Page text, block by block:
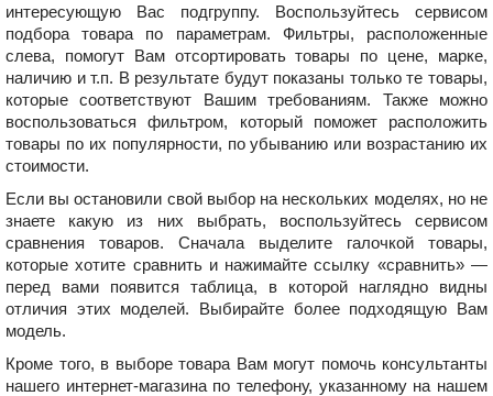
интересующую Вас подгруппу. Воспользуйтесь сервисом
подбора товара по параметрам. Фильтры, расположенные
слева, помогут Вам отсортировать товары по цене, марке,
наличию и т.п. В результате будут показаны только те товары,
которые соответствуют Вашим требованиям. Также можно
воспользоваться фильтром, который поможет расположить
товары по их популярности, по убыванию или возрастанию их
стоимости.
Если вы остановили свой выбор на нескольких моделях, но не
знаете какую из них выбрать, воспользуйтесь сервисом
сравнения товаров. Сначала выделите галочкой товары,
которые хотите сравнить и нажимайте ссылку «сравнить» —
перед вами появится таблица, в которой наглядно видны
отличия этих моделей. Выбирайте более подходящую Вам
модель.
Кроме того, в выборе товара Вам могут помочь консультанты
нашего интернет-магазинапо телефону, указанному на нашем